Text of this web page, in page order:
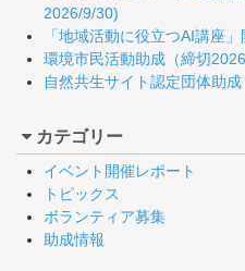
2026/9/30)
「地域活動に役立つAI講座
環境市民活動助成（締切
自然共生サイト認定団体助
カテゴリー
イベント開催レポート
トピックス
ボランティア募集
助成情報